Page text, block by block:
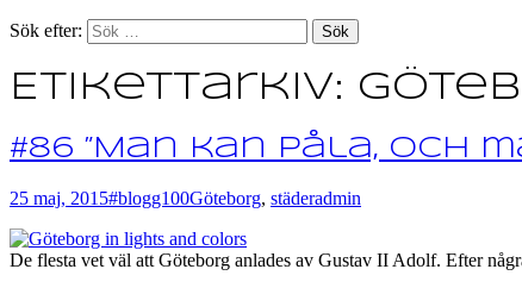
Sök efter:
Etikettarkiv:
#86 ”Man kan påla, och
25 maj, 2015#blogg100Göteborg, städeradmin
De flesta vet väl att Göteborg anlades av Gustav II Adolf. Efter